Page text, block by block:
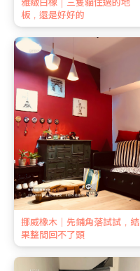
板，還是好好的
挪威橡木｜先鋪角落試試，結
果整間回不了頭